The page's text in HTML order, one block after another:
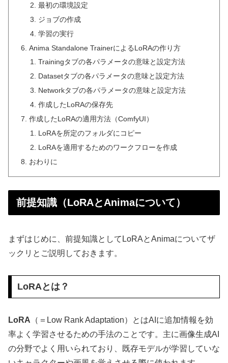
最初の環境設定
ジョブの作成
学習の実行
Anima Standalone TrainerによるLoRAの作り方
Trainingタブの各パラメータの意味と設定方法
Datasetタブの各パラメータの意味と設定方法
Networkタブの各パラメータの意味と設定方法
作成したLoRAの保存先
作成したLoRAの適用方法（ComfyUI）
LoRAを所定のフォルダにコピー
LoRAを適用するためのワークフローを作成
おわりに
前提知識（LoRAとAnimaについて）
まずはじめに、前提知識としてLoRAとAnimaについてザ
ックリとご説明しておきます。
LoRAとは？
LoRA （＝Low Rank Adaptation）とはAIに追加情報を効
率よく学習させるための手法のことです。主に画像生成AI
の分野でよく用いられており、既存モデルが学習していな